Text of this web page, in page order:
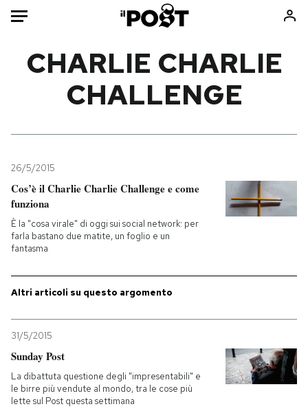
Mondo
Tecnologia
Internet
Cultura
Economia
Sport
Libri
Ok Boomer!
Mondiali calcio 2026
PODCAST
NEWSLETTER
CHARLIE CHARLIE
CHALLENGE
26/5/2015
Cos’è il Charlie Charlie Challenge e come
funziona
È la "cosa virale" di oggi sui social network: per
farla bastano due matite, un foglio e un
fantasma
Altri articoli su questo argomento
31/5/2015
Sunday Post
La dibattuta questione degli "impresentabili" e
le birre più vendute al mondo, tra le cose più
lette sul Post questa settimana